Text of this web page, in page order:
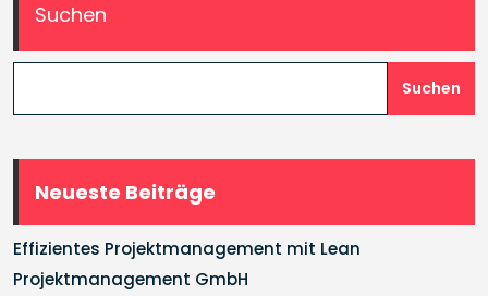
Suchen
Suchen
Neueste Beiträge
Effizientes Projektmanagement mit Lean
Projektmanagement GmbH